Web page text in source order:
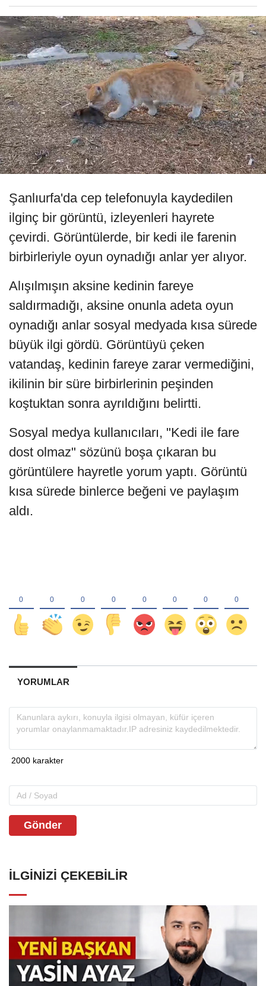
Şanlıurfa'da cep telefonuyla kaydedilen
ilginç bir görüntü, izleyenleri hayrete
çevirdi. Görüntülerde, bir kedi ile farenin
birbirleriyle oyun oynadığı anlar yer alıyor.
Alışılmışın aksine kedinin fareye
saldırmadığı, aksine onunla adeta oyun
oynadığı anlar sosyal medyada kısa sürede
büyük ilgi gördü. Görüntüyü çeken
vatandaş, kedinin fareye zarar vermediğini,
ikilinin bir süre birbirlerinin peşinden
koştuktan sonra ayrıldığını belirtti.
Sosyal medya kullanıcıları, "Kedi ile fare
dost olmaz" sözünü boşa çıkaran bu
görüntülere hayretle yorum yaptı. Görüntü
kısa sürede binlerce beğeni ve paylaşım
aldı.
YORUMLAR
Gönder
İLGINIZI ÇEKEBILIR